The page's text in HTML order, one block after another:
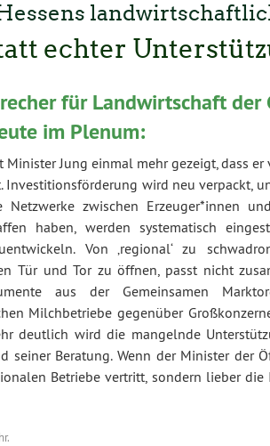
echter
für Landwirtschaft der
im Plenum:
Minister Jung einmal mehr gezeigt, dass
Investitionsförderung wird neu verpackt,
zwischen Erzeuger*innen
haben, werden systematisch
Von ‚regional‘ zu
Tür und Tor zu öffnen, passt nicht
aus der Gemeinsamen
Milchbetriebe gegenüber
deutlich wird die mangelnde
seiner Beratung. Wenn der Minister der
Betriebe vertritt, sondern lieber